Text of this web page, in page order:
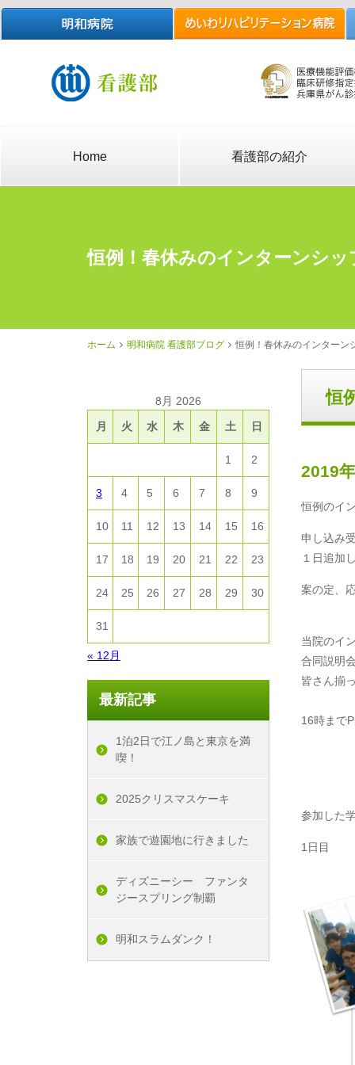
Home 看護部の紹介
恒例！春休みのインターンシッ
ホーム 明和病院 看護部ブログ 恒例！春休みのインターン
8月 2026
月
火 水 木 金 土 日
1 2
3 4 5 6 7 8 9
10 11 12 13 14 15 16
17 18 19 20 21 22 23
24 25 26 27 28 29 30
31
« 12月
最新記事
1泊2日で江ノ島と東京を満
喫！
2025クリスマスケーキ
家族で遊園地に行きました
ディズニーシー ファンタ
ジースプリング制覇
明和スラムダンク！
恒
2019
恒例のイ
申し込み
１日追加
案の定、
当院のイ
合同説明
皆さん揃
16時まで
参加した
1日目